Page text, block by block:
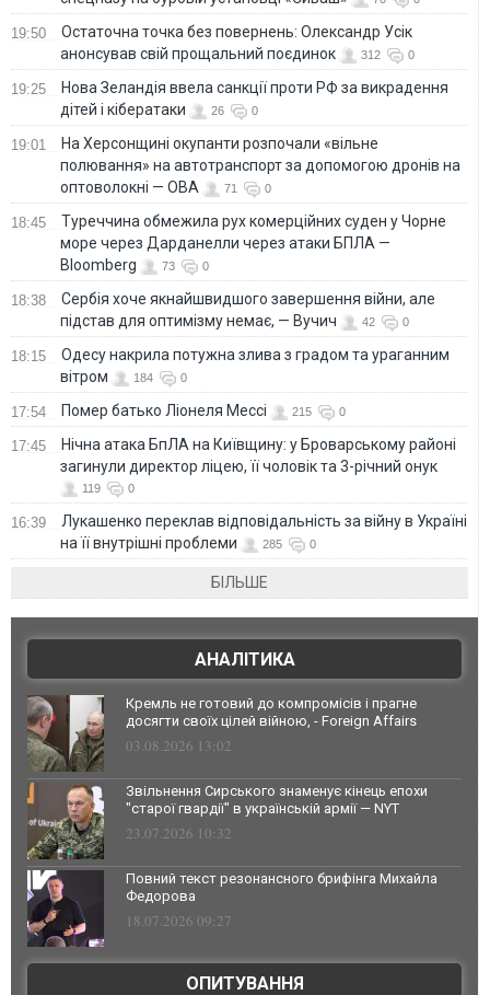
19:50
Остаточна точка без повернень: Олександр Усік
анонсував свій прощальний поєдинок
312 0
19:25
Нова Зеландія ввела санкції проти РФ за викрадення
дітей і кібератаки
26 0
19:01
На Херсонщині окупанти розпочали «вільне
полювання» на автотранспорт за допомогою дронів на
оптоволокні — ОВА
71 0
18:45
Туреччина обмежила рух комерційних суден у Чорне
море через Дарданелли через атаки БПЛА —
Bloomberg
73 0
18:38
Сербія хоче якнайшвидшого завершення війни, але
підстав для оптимізму немає, — Вучич
42 0
18:15
Одесу накрила потужна злива з градом та ураганним
вітром
184 0
17:54 Помер батько Ліонеля Мессі 215 0
17:45
Нічна атака БпЛА на Київщину: у Броварському районі
загинули директор ліцею, її чоловік та 3-річний онук
119 0
16:39
Лукашенко переклав відповідальність за війну в Україні
на її внутрішні проблеми
285 0
БІЛЬШЕ
АНАЛІТИКА
Кремль не готовий до компромісів і прагне
досягти своїх цілей війною, - Foreign Affairs
03.08.2026 13:02
Звільнення Сирського знаменує кінець епохи
"старої гвардії" в українській армії — NYT
23.07.2026 10:32
Повний текст резонансного брифінга Михайла
Федорова
18.07.2026 09:27
ОПИТУВАННЯ